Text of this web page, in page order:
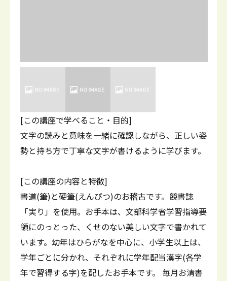
[この講座で学べること・目的]
文字の読みと意味を一緒に確認しながら、正しい姿
勢と持ち方で丁寧な文字が書けるように学びます。
[この講座の内容と特徴]
書道(筆)と硬筆(えんぴつ)のお稽古です。競書誌
「実り」を使用。お手本は、文部科学省学習指導要
領にのっとった、くせのない美しい文字で書かれて
います。幼年はひらがなを中心に、小学生以上は、
学年ごとに分かれ、それぞれに学年配当漢字(各学
年で習得する字)を配したお手本です。 毎月お清書